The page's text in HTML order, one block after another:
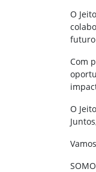
O
futuro
Com
O